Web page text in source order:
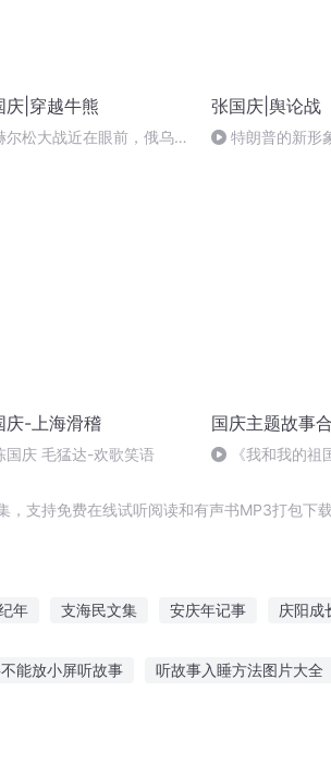
庆|穿越牛熊
尔松大战近在眼前，俄乌冲
张国庆|舆论战
特朗普的新形
庆-上海滑稽
国庆 毛猛达-欢歌笑语
国庆主题故事
《我和我的祖
支持免费在线试听阅读和有声书MP3打包下载
年 支海民文集 安庆年记事 庆阳成
能放小屏听故事 听故事入睡方法图片大全